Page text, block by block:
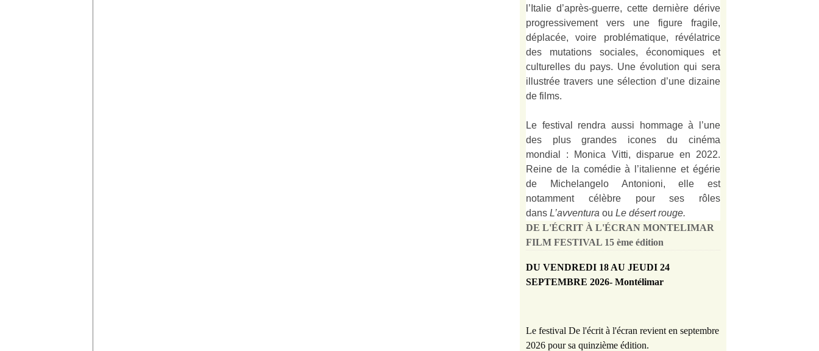
l’Italie d’après-guerre, cette dernière dérive
progressivement vers une figure fragile,
déplacée, voire problématique, révélatrice
des mutations sociales, économiques et
culturelles du pays. Une évolution qui sera
illustrée travers une sélection d’une dizaine
de films.
Le festival rendra aussi hommage à l’une
des plus grandes icones du cinéma
mondial : Monica Vitti, disparue en 2022.
Reine de la comédie à l’italienne et égérie
de Michelangelo Antonioni, elle est
notamment célèbre pour ses rôles
dans L’avventura ou Le désert rouge.
DE L'ÉCRIT À L'ÉCRAN MONTELIMAR
FILM FESTIVAL 15 ème édition
DU VENDREDI 18 AU JEUDI 24
SEPTEMBRE 2026- Montélimar
Le festival De l'écrit à l'écran revient en septembre
2026 pour sa quinzième édition.